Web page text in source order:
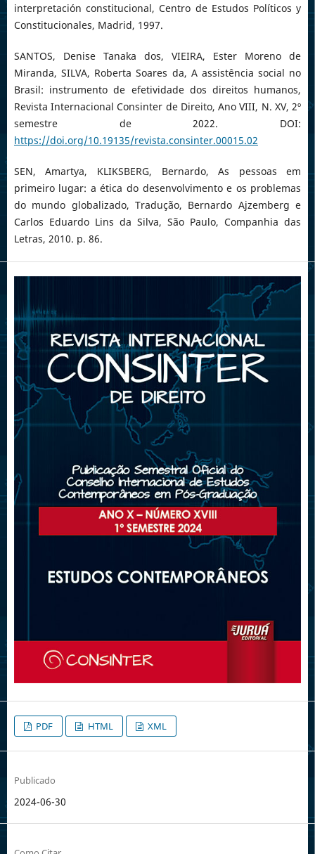
interpretación constitucional, Centro de Estudos Políticos y
Constitucionales, Madrid, 1997.
SANTOS, Denise Tanaka dos, VIEIRA, Ester Moreno de
Miranda, SILVA, Roberta Soares da, A assistência social no
Brasil: instrumento de efetividade dos direitos humanos,
Revista Internacional Consinter de Direito, Ano VIII, N. XV, 2º
semestre de 2022. DOI:
https://doi.org/10.19135/revista.consinter.00015.02
SEN, Amartya, KLIKSBERG, Bernardo, As pessoas em
primeiro lugar: a ética do desenvolvimento e os problemas
do mundo globalizado, Tradução, Bernardo Ajzemberg e
Carlos Eduardo Lins da Silva, São Paulo, Companhia das
Letras, 2010. p. 86.
PDF HTML XML
Publicado
2024-06-30